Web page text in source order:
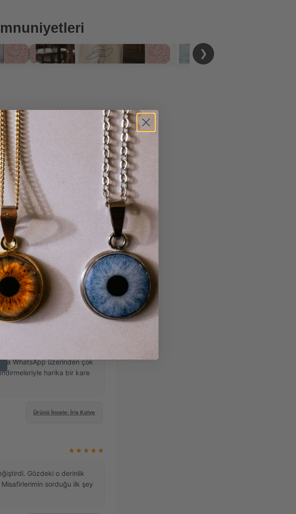
❯
★★★★★
WhatsApp üzerinden çok
harika bir kare
Ürünü İncele: İris Kolye
★★★★★
Gözdeki o derinlik
Misafirlerimin sorduğu ilk şey